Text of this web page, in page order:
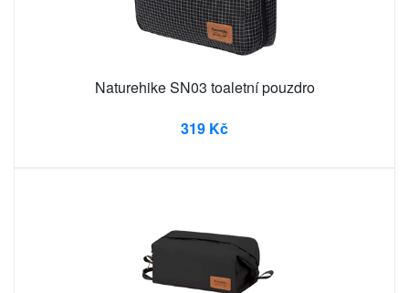
Naturehike SN03 toaletní pouzdro
319 Kč